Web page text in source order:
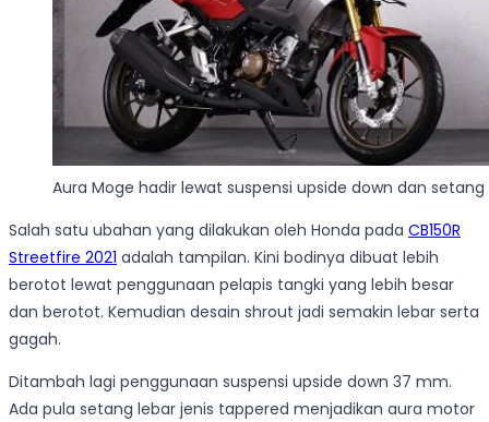
Aura Moge hadir lewat suspensi upside down dan
Salah satu ubahan yang dilakukan oleh Honda pada CB150R
Streetfire 2021 adalah tampilan. Kini bodinya dibuat lebih
berotot lewat penggunaan pelapis tangki yang lebih besar
dan berotot. Kemudian desain shrout jadi semakin lebar serta
gagah.
Ditambah lagi penggunaan suspensi upside down 37 mm.
Ada pula setang lebar jenis tappered menjadikan aura motor